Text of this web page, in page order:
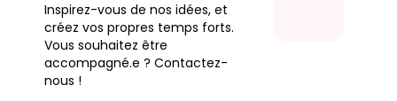
Inspirez-vous de nos idées, et
créez vos propres temps forts.
Vous souhaitez être
accompagné.e ? Contactez-
nous !